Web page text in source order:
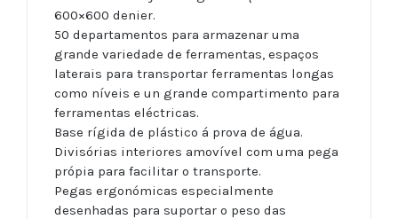
600×600 denier.
50 departamentos para armazenar uma
grande variedade de ferramentas, espaços
laterais para transportar ferramentas longas
como níveis e un grande compartimento para
ferramentas eléctricas.
Base rígida de plástico á prova de água.
Divisórias interiores amovível com uma pega
própia para facilitar o transporte.
Pegas ergonómicas especialmente
desenhadas para suportar o peso das